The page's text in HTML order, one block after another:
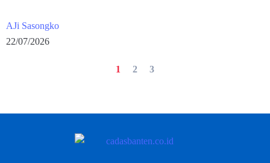
AJi Sasongko
22/07/2026
1 2 3